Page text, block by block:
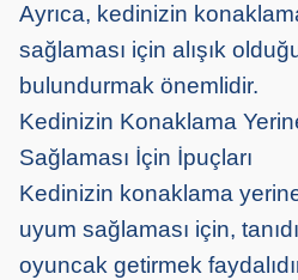
Ayrıca, kedinizin
sağlaması için alışık
bulundurmak önemlidir.
Kedinizin Konaklama
Sağlaması İçin İpuçları
Kedinizin konaklama
uyum sağlaması için,
oyuncak getirmek